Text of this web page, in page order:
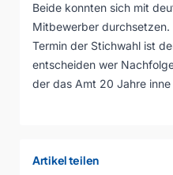
Beide konnten sich mit
Mitbewerber durchsetzen.
Termin der Stichwahl ist
entscheiden wer
der das Amt 20 Jahre
Artikel teilen